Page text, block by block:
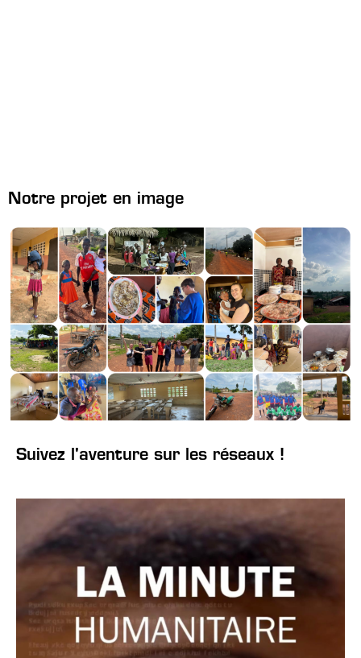
Notre projet en image
Suivez l'aventure sur les réseaux !